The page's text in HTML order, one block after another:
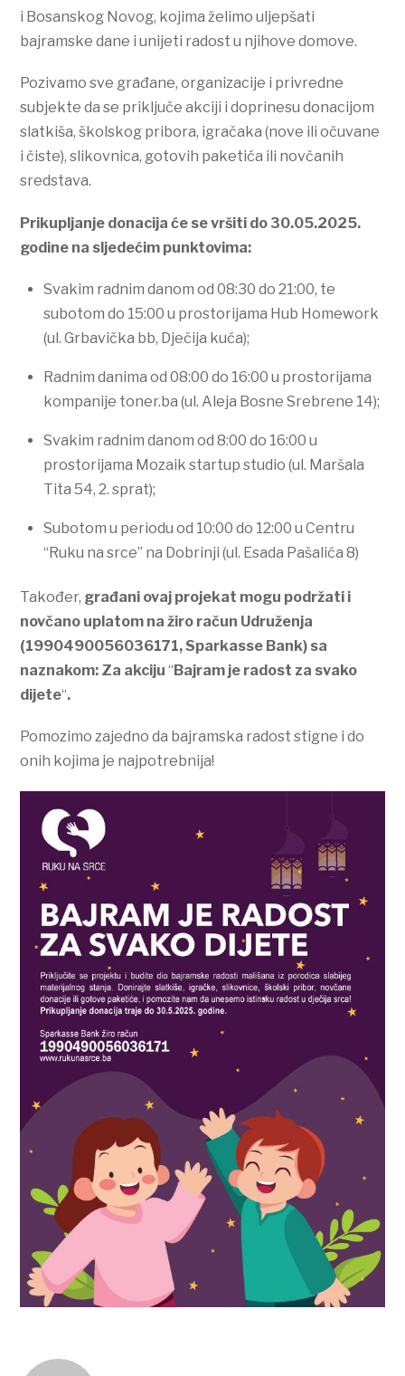
i Bosanskog Novog, kojima želimo uljepšati
bajramske dane i unijeti radost u njihove domove.
Pozivamo sve građane, organizacije i privredne
subjekte da se priključe akciji i doprinesu donacijom
slatkiša, školskog pribora, igračaka (nove ili očuvane
i čiste), slikovnica, gotovih paketića ili novčanih
sredstava.
Prikupljanje donacija će se vršiti do 30.05.2025.
godine na sljedećim punktovima:
Svakim radnim danom od 08:30 do 21:00, te
subotom do 15:00 u prostorijama Hub Homework
(ul. Grbavička bb, Dječija kuća);
Radnim danima od 08:00 do 16:00 u prostorijama
kompanije toner.ba (ul. Aleja Bosne Srebrene 14);
Svakim radnim danom od 8:00 do 16:00 u
prostorijama Mozaik startup studio (ul. Maršala
Tita 54, 2. sprat);
Subotom u periodu od 10:00 do 12:00 u Centru
“Ruku na srce” na Dobrinji (ul. Esada Pašalića 8)
Također, građani ovaj projekat mogu podržati i
novčano uplatom na žiro račun Udruženja
(1990490056036171, Sparkasse Bank) sa
naznakom: Za akciju“ Bajram je radost za svako
dijete“.
Pomozimo zajedno da bajramska radost stigne i do
onih kojima je najpotrebnija!